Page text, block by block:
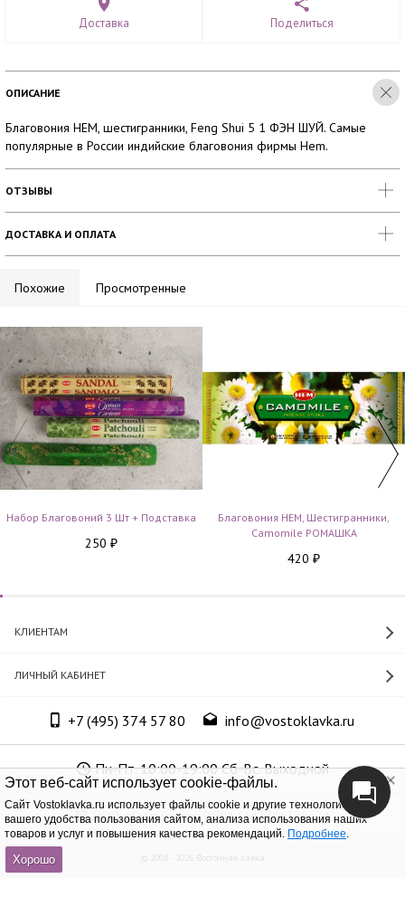
Этот веб-сайт использует cookie-файлы.
Cайт Vostoklavka.ru использует файлы cookie и другие технологии для
вашего удобства пользования сайтом, анализа использования наших
товаров и услуг и повышения качества рекомендаций. Подробнее.
Хорошо
Доставка Поделиться
ОПИСАНИЕ
Благовония HEM, шестигранники, Feng Shui 5 1 ФЭН ШУЙ. Самые
популярные в России индийские благовония фирмы Hem.
ОТЗЫВЫ
ДОСТАВКА И ОПЛАТА
Похожие Просмотренные
Набор Благовоний 3 Шт + Подставка
250 ₽
Благовония HEM, Шестигранники,
Camomile РОМАШКА
420 ₽
КЛИЕНТАМ
ЛИЧНЫЙ КАБИНЕТ
+7 (495) 374 57 80 info@vostoklavka.ru
Пн-Пт. 10:00-19:00 Сб-Вс. Выходной
ООО «Юнит Групп», ОГРН 1147746305574